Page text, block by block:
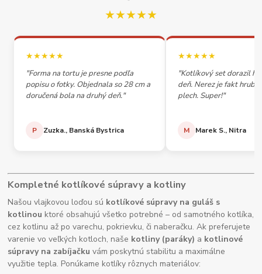
★★★★★
★★★★★
"Forma na tortu je presne podľa
popisu o fotky. Objednala so 28 cm a
doručená bola na druhý deň."
P Zuzka., Banská Bystrica
★★★★★
"Kotlíkový set dorazil
deň. Nerez je fakt
plech. Super!"
M Marek S., Nitra
Kompletné kotlíkové súpravy a kotliny
Našou vlajkovou loďou sú kotlíkové súpravy na guláš s
kotlinou ktoré obsahujú všetko potrebné – od samotného kotlíka,
cez kotlinu až po varechu, pokrievku, či naberačku. Ak preferujete
varenie vo veľkých kotloch, naše kotliny (paráky) a kotlinové
súpravy na zabíjačku vám poskytnú stabilitu a maximálne
využitie tepla. Ponúkame kotlíky rôznych materiálov: